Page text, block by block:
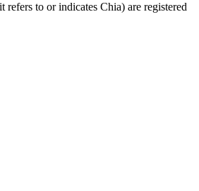
to or indicates Chia) are registered